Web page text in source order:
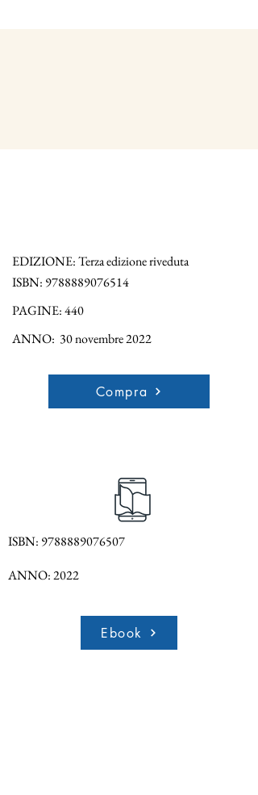
EDIZIONE: Terza edizione riveduta
ISBN: 9788889076514
PAGINE: 440
ANNO: 30 novembre 2022
Compra
ISBN: 9788889076507
ANNO: 2022
Ebook